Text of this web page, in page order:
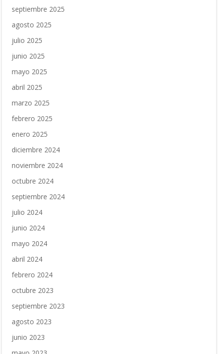
septiembre 2025
agosto 2025
julio 2025
junio 2025
mayo 2025
abril 2025
marzo 2025
febrero 2025
enero 2025
diciembre 2024
noviembre 2024
octubre 2024
septiembre 2024
julio 2024
junio 2024
mayo 2024
abril 2024
febrero 2024
octubre 2023
septiembre 2023
agosto 2023
junio 2023